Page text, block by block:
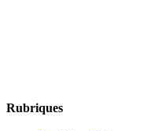
Rubriques